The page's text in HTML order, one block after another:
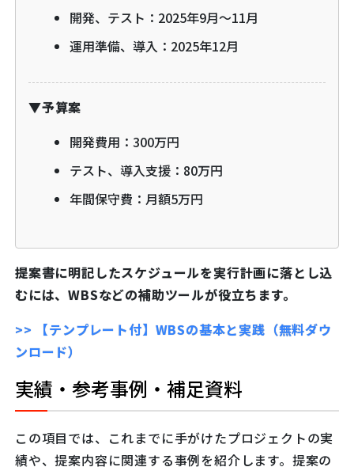
開発、テスト：2025年9月〜11月
運用準備、導入：2025年12月
▼予算案
開発費用：300万円
テスト、導入支援：80万円
年間保守費：月額5万円
提案書に明記したスケジュールを実行計画に落とし込
むには、WBSなどの補助ツールが役立ちます。
>> 【テンプレート付】WBSの基本と実践（無料ダウ
ンロード）
実績・参考事例・補足資料
この項目では、これまでに手がけたプロジェクトの実
績や、提案内容に関連する事例を紹介します。提案の